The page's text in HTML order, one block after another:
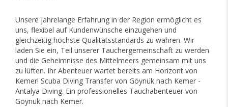
Unsere jahrelange Erfahrung in der Region ermöglicht es
uns, flexibel auf Kundenwünsche einzugehen und
gleichzeitig höchste Qualitätsstandards zu wahren. Wir
laden Sie ein, Teil unserer Tauchergemeinschaft zu werden
und die Geheimnisse des Mittelmeers gemeinsam mit uns
zu lüften. Ihr Abenteuer wartet bereits am Horizont von
Kemer! Scuba Diving Transfer von Göynük nach Kemer -
Antalya Diving. Ein professionelles Tauchabenteuer von
Göynük nach Kemer.